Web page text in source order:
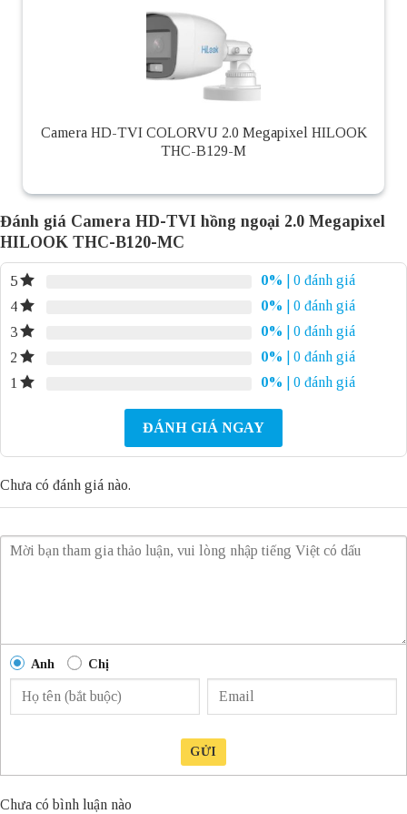
Camera HD-TVI COLORVU 2.0 Megapixel HILOOK
THC-B129-M
Đánh giá Camera HD-TVI hồng ngoại 2.0 Megapixel
HILOOK THC-B120-MC
5 0%
| 0 đánh giá
4
0%
| 0 đánh giá
3
0%
| 0 đánh giá
2
0%
| 0 đánh giá
1
0% | 0 đánh giá
ĐÁNH GIÁ NGAY
Chưa có đánh giá nào.
Anh Chị
GỬI
Chưa có bình luận nào